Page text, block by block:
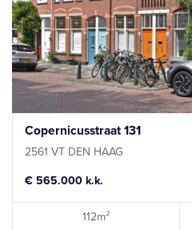
Copernicusstraat 131
2561 VT DEN HAAG
€ 565.000 k.k.
112m²